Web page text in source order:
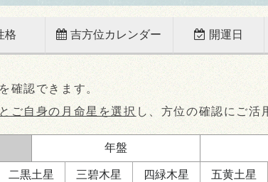
格 吉方位カレンダー 開運日
を確認できます。
ご自身の月命星を選択 し、方位の確認にご活
年盤
二黒土星 三碧木星 四緑木星 五黄土星